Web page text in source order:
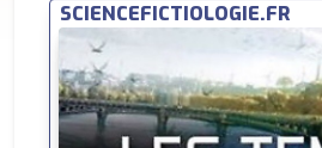
SCIENCEFICTIOLOGIE.FR